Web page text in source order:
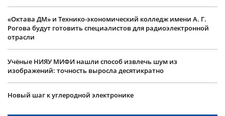
«Октава ДМ» и Технико-экономический колледж имени А. Г.
Рогова будут готовить специалистов для радиоэлектронной
отрасли
Учëные НИЯУ МИФИ нашли способ извлечь шум из
изображений: точность выросла десятикратно
Новый шаг к углеродной электронике